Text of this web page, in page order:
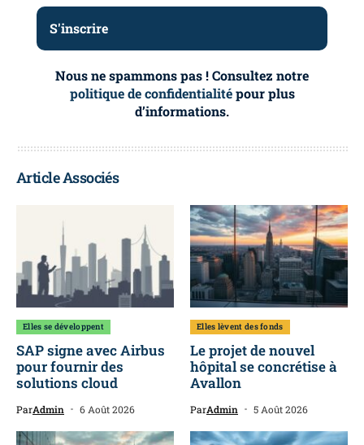
Nous ne spammons pas ! Consultez notre
politique de confidentialitépour plus
d’informations.
Article Associés
Elles se développent
SAP signe avec Airbus
pour fournir des
solutions cloud
ParAdmin 6 Août 2026
Elles lèvent des fonds
Le projet de nouvel
hôpital se concrétise à
Avallon
ParAdmin 5 Août 2026